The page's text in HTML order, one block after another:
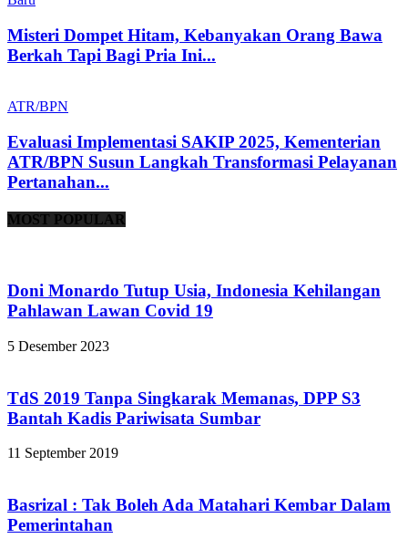
Misteri Dompet Hitam, Kebanyakan Orang Bawa
Berkah Tapi Bagi Pria Ini...
ATR/BPN
Evaluasi Implementasi SAKIP 2025, Kementerian
ATR/BPN Susun Langkah Transformasi Pelayanan
Pertanahan...
MOST POPULAR
Doni Monardo Tutup Usia, Indonesia Kehilangan
Pahlawan Lawan Covid 19
5 Desember 2023
TdS 2019 Tanpa Singkarak Memanas, DPP S3
Bantah Kadis Pariwisata Sumbar
11 September 2019
Basrizal : Tak Boleh Ada Matahari Kembar Dalam
Pemerintahan